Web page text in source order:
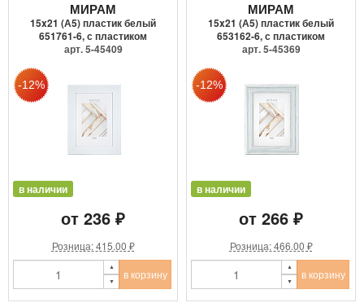
МИРАМ
15x21 (А5) пластик белый
651761-6, с пластиком
арт. 5-45409
в наличии
от 236 ₽
Розница: 415.00 ₽
в корзину
МИРАМ
15x21 (А5) пластик белый
653162-6, с пластиком
арт. 5-45369
в наличии
от 266 ₽
Розница: 466.00 ₽
в корзину